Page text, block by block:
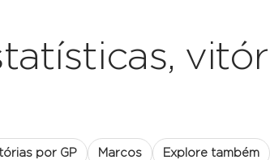
por GP Marcos Explore também